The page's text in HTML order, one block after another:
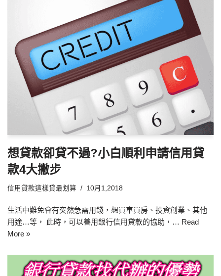
想貸款卻貸不過?小白順利申請信用貸
款4大撇步
信用貸款這樣貸最划算 10月1,2018
生活中難免會有突然急需用錢，想買車買房、投資創業、其他
用途…等， 此時，可以善用銀行信用貸款的協助，… Read
More »